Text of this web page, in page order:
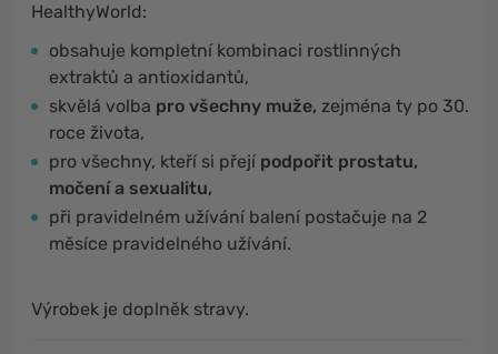
HealthyWorld:
obsahuje kompletní kombinaci rostlinných
extraktů a antioxidantů,
skvělá volba pro všechny muže, zejména ty po 30.
roce života,
pro všechny, kteří si přejí podpořit prostatu,
močení a sexualitu,
při pravidelném užívání balení postačuje na 2
měsíce pravidelného užívání.
Výrobek je doplněk stravy.